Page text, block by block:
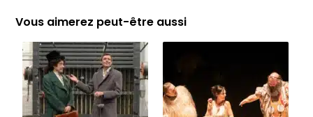
Vous aimerez peut-être aussi